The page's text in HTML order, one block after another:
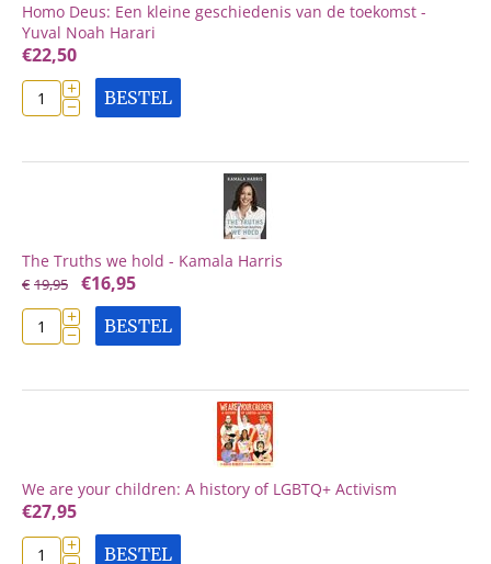
Homo Deus: Een kleine geschiedenis van de toekomst -
Yuval Noah Harari
€22,50
+
− BESTEL
The Truths we hold - Kamala Harris
€ 19,95 €16,95
+
− BESTEL
We are your children: A history of LGBTQ+ Activism
€27,95
+
BESTEL